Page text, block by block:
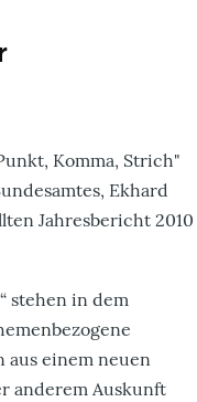
Komma, Strich"
Ekhard
Jahresbericht 2010
stehen in dem
aus einem neuen
anderem Auskunft